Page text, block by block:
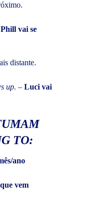
Phill vai se
distante.
up. – Luci vai
TO:
ano
vem